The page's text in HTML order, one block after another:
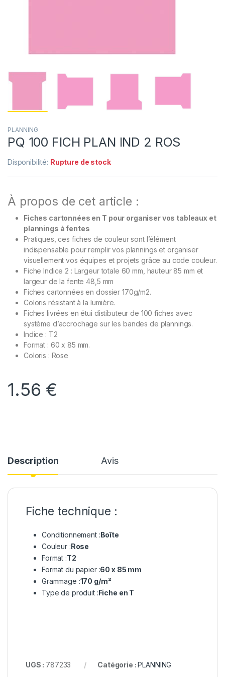
PLANNING
PQ 100 FICH PLAN IND 2 ROS
Disponibilité: Rupture de stock
À propos de cet article :
Fiches cartonnées en T pour organiser vos tableaux et
plannings à fentes
Pratiques, ces fiches de couleur sont l’élément
indispensable pour remplir vos plannings et organiser
visuellement vos équipes et projets grâce au code couleur.
Fiche Indice 2 : Largeur totale 60 mm, hauteur 85 mm et
largeur de la fente 48,5 mm
Fiches cartonnées en dossier 170g/m2.
Coloris résistant à la lumière.
Fiches livrées en étui distibuteur de 100 fiches avec
système d’accrochage sur les bandes de plannings.
Indice : T2
Format : 60 x 85 mm.
Coloris : Rose
1.56 €
Description Avis
Fiche technique :
Conditionnement :Boîte
Couleur :Rose
Format :T2
Format du papier :60 x 85 mm
Grammage :170 g/m²
Type de produit :Fiche en T
UGS : 787233 Catégorie :PLANNING